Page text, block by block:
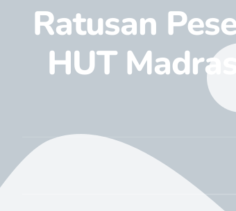
Ratusan
HUT